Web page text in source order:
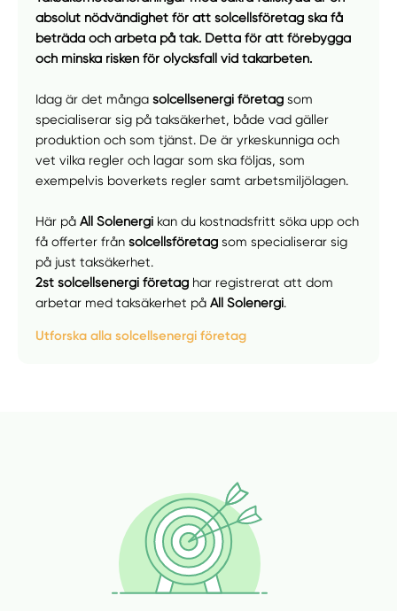
Välj tillvägagångssätt
absolut nödvändighet för att solcellsföretag ska få
beträda och arbeta på tak. Detta för att förebygga
och minska risken för olycksfall vid takarbeten.
Idag är det mångasolcellsenergi företagsom
specialiserar sig på taksäkerhet, både vad gäller
produktion och som tjänst. De är yrkeskunniga och
vet vilka regler och lagar som ska följas, som
exempelvis boverkets regler samt arbetsmiljölagen.
Här påAll Solenergi kan du kostnadsfritt söka upp och
få offerter frånsolcellsföretag som specialiserar sig
på just taksäkerhet.
2st solcellsenergi företag har registrerat att dom
arbetar med taksäkerhet påAll Solenergi.
Utforska alla solcellsenergi företag